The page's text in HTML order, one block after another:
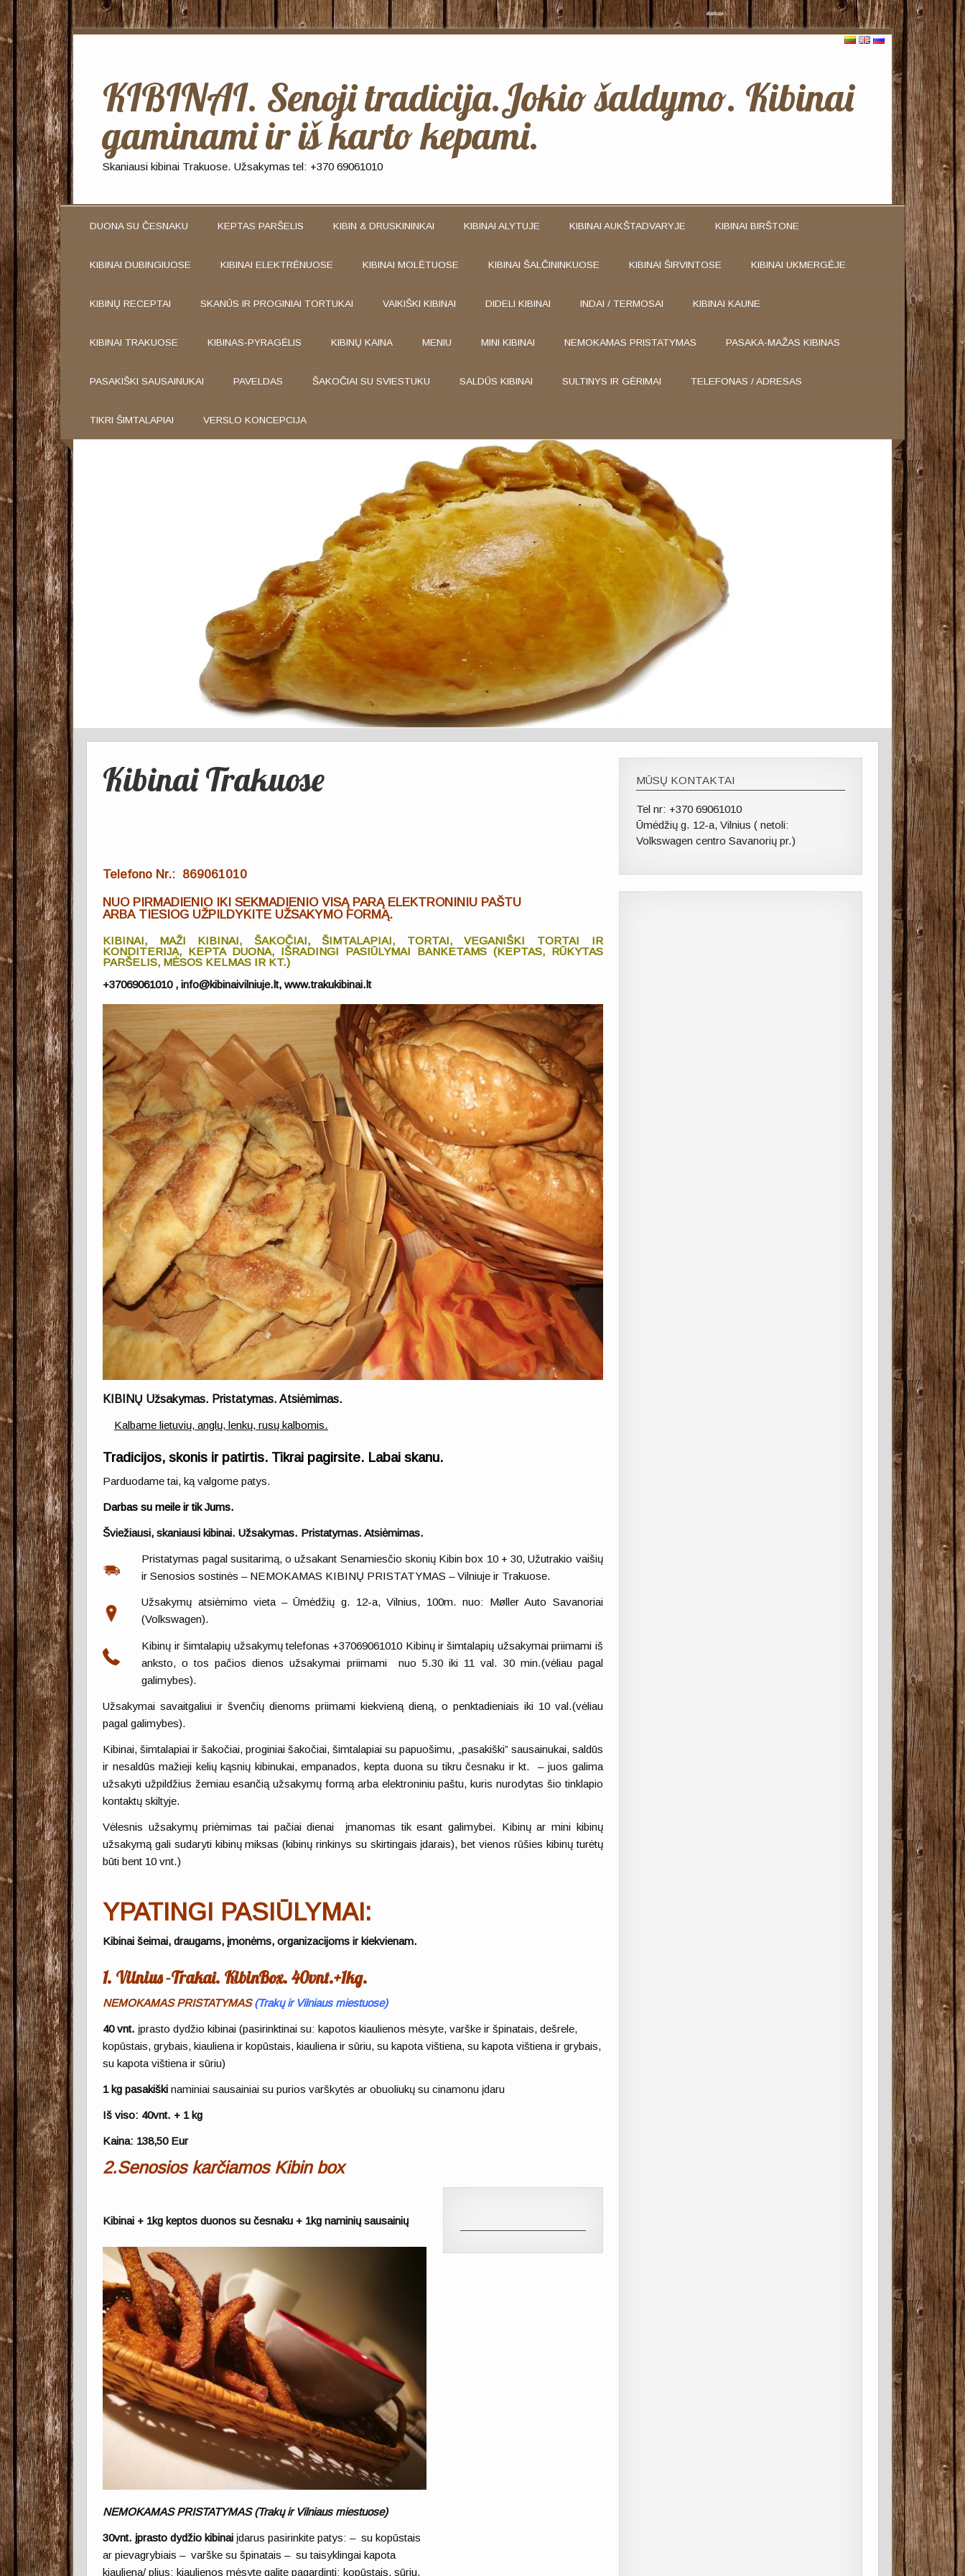
KIBINAI. Senoji tradicija.Jokio šaldymo. Kibinai
gaminami ir iš karto kepami.
Skaniausi kibinai Trakuose. Užsakymas tel: +370 69061010
DUONA SU ČESNAKU KEPTAS PARŠELIS KIBIN & DRUSKININKAI KIBINAI ALYTUJE KIBINAI AUKŠTADVARYJE KIBINAI BIRŠTONE
KIBINAI DUBINGIUOSE KIBINAI ELEKTRĖNUOSE KIBINAI MOLĖTUOSE KIBINAI ŠALČININKUOSE KIBINAI ŠIRVINTOSE KIBINAI UKMERGĖJE
KIBINŲ RECEPTAI SKANŪS IR PROGINIAI TORTUKAI VAIKIŠKI KIBINAI DIDELI KIBINAI INDAI / TERMOSAI KIBINAI KAUNE
KIBINAI TRAKUOSE KIBINAS-PYRAGĖLIS KIBINŲ KAINA MENIU MINI KIBINAI NEMOKAMAS PRISTATYMAS PASAKA-MAŽAS KIBINAS
PASAKIŠKI SAUSAINUKAI PAVELDAS ŠAKOČIAI SU SVIESTUKU SALDŪS KIBINAI SULTINYS IR GĖRIMAI TELEFONAS / ADRESAS
TIKRI ŠIMTALAPIAI VERSLO KONCEPCIJA
Kibinai Trakuose
Telefono Nr.: 869061010
NUO PIRMADIENIO IKI SEKMADIENIO VISĄ PARĄ ELEKTRONINIU PAŠTU
ARBA TIESIOG UŽPILDYKITE UŽSAKYMO FORMĄ.
KIBINAI, MAŽI KIBINAI, ŠAKOČIAI, ŠIMTALAPIAI, TORTAI, VEGANIŠKI TORTAI IR
KONDITERIJA, KEPTA DUONA, IŠRADINGI PASIŪLYMAI BANKETAMS (KEPTAS, RŪKYTAS
PARŠELIS, MĖSOS KELMAS IR KT.)
+37069061010 , info@kibinaivilniuje.lt, www.trakukibinai.lt
KIBINŲ Užsakymas. Pristatymas. Atsiėmimas.
Kalbame lietuvių, anglų, lenkų, rusų kalbomis.
Tradicijos, skonis ir patirtis. Tikrai pagirsite. Labai skanu.
Parduodame tai, ką valgome patys.
Darbas su meile ir tik Jums.
Šviežiausi, skaniausi kibinai. Užsakymas. Pristatymas. Atsiėmimas.
Pristatymas pagal susitarimą, o užsakant Senamiesčio skonių Kibin box 10 + 30, Užutrakio vaišių
ir Senosios sostinės – NEMOKAMAS KIBINŲ PRISTATYMAS – Vilniuje ir Trakuose.
Užsakymų atsiėmimo vieta – Ūmėdžių g. 12-a, Vilnius, 100m. nuo: Møller Auto Savanoriai
(Volkswagen).
Kibinų ir šimtalapių užsakymų telefonas +37069061010 Kibinų ir šimtalapių užsakymai priimami iš
anksto, o tos pačios dienos užsakymai priimami nuo 5.30 iki 11 val. 30 min.(vėliau pagal
galimybes).
Užsakymai savaitgaliui ir švenčių dienoms priimami kiekvieną dieną, o penktadieniais iki 10 val.(vėliau
pagal galimybes).
Kibinai, šimtalapiai ir šakočiai, proginiai šakočiai, šimtalapiai su papuošimu, „pasakiški” sausainukai, saldūs
ir nesaldūs mažieji kelių kąsnių kibinukai, empanados, kepta duona su tikru česnaku ir kt. – juos galima
užsakyti užpildžius žemiau esančią užsakymų formą arba elektroniniu paštu, kuris nurodytas šio tinklapio
kontaktų skiltyje.
Vėlesnis užsakymų priėmimas tai pačiai dienai įmanomas tik esant galimybei. Kibinų ar mini kibinų
užsakymą gali sudaryti kibinų miksas (kibinų rinkinys su skirtingais įdarais), bet vienos rūšies kibinų turėtų
būti bent 10 vnt.)
YPATINGI PASIŪLYMAI:
Kibinai šeimai, draugams, įmonėms, organizacijoms ir kiekvienam.
1. Vilnius -Trakai. KibinBox. 40vnt.+1kg.
NEMOKAMAS PRISTATYMAS(Trakų ir Vilniaus miestuose)
40 vnt. įprasto dydžio kibinai (pasirinktinai su: kapotos kiaulienos mėsyte, varške ir špinatais, dešrele,
kopūstais, grybais, kiauliena ir kopūstais, kiauliena ir sūriu, su kapota vištiena, su kapota vištiena ir grybais,
su kapota vištiena ir sūriu)
1 kg pasakiškinaminiai sausainiai su purios varškytės ar obuoliukų su cinamonu įdaru
Iš viso: 40vnt. + 1 kg
Kaina: 138,50 Eur
2.Senosios karčiamos Kibin box
Kibinai + 1kg keptos duonos su česnaku + 1kg naminių sausainių
NEMOKAMAS PRISTATYMAS(Trakų ir Vilniaus miestuose)
30vnt. įprasto dydžio kibinai įdarus pasirinkite patys: – su kopūstais
ar pievagrybiais – varške su špinatais – su taisyklingai kapota
kiauliena/ plius: kiaulienos mėsytę galite pagardinti: kopūstais, sūriu,
MŪSŲ KONTAKTAI
Tel nr: +370 69061010
Ūmėdžių g. 12-a, Vilnius ( netoli:
Volkswagen centro Savanorių pr.)